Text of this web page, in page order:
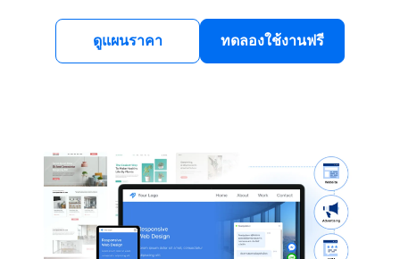
ดูแผนราคา ทดลองใช้งานฟรี